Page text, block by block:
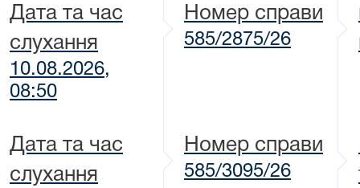
Дата та час
слухання
10.08.2026,
08:50
Номер справи
585/2875/26
Дата та час
слухання
Номер справи
585/3095/26